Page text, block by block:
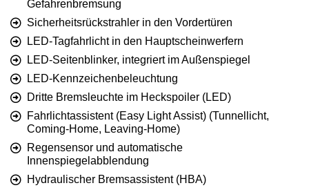
Gefahrenbremsung
Sicherheitsrückstrahler in den Vordertüren
LED-Tagfahrlicht in den Hauptscheinwerfern
LED-Seitenblinker, integriert im Außenspiegel
LED-Kennzeichenbeleuchtung
Dritte Bremsleuchte im Heckspoiler (LED)
Fahrlichtassistent (Easy Light Assist) (Tunnellicht,
Coming-Home, Leaving-Home)
Regensensor und automatische
Innenspiegelabblendung
Hydraulischer Bremsassistent (HBA)